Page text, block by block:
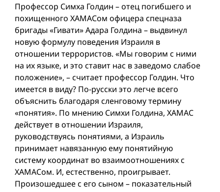
Профессор Симха Голдин – отец погибшего и
похищенного ХАМАСом офицера спецназа
бригады «Гивати» Адара Голдина – выдвинул
новую формулу поведения Израиля в
отношении террористов. «Мы говорим с ними
на их языке, и это ставит нас в заведомо слабое
положение», – считает профессор Голдин. Что
имеется в виду? По-русски это легче всего
объяснить благодаря сленговому термину
«понятия». По мнению Симхи Голдина, ХАМАС
действует в отношении Израиля,
руководствуясь понятиями, а Израиль
принимает навязанную ему понятийную
систему координат во взаимоотношениях с
ХАМАСом. И, естественно, проигрывает.
Произошедшее с его сыном – показательный